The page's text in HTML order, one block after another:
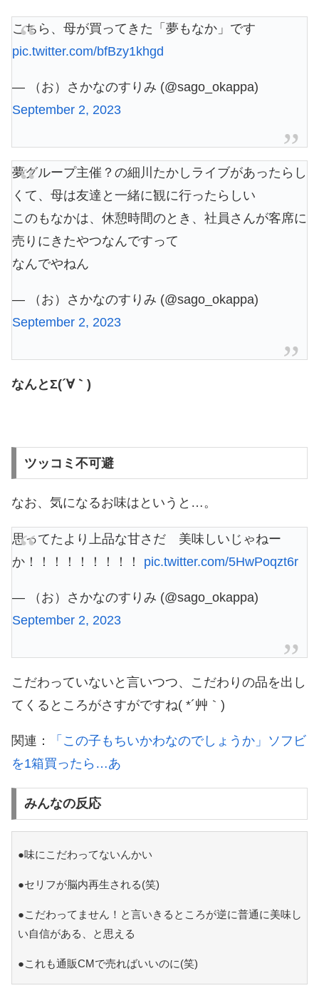
こちら、母が買ってきた「夢もなか」です
pic.twitter.com/bfBzy1khgd
— （お）さかなのすりみ (@sago_okappa)
September 2, 2023
夢グループ主催？の細川たかしライブがあったらし
くて、母は友達と一緒に観に行ったらしい
このもなかは、休憩時間のとき、社員さんが客席に
売りにきたやつなんですって
なんでやねん
— （お）さかなのすりみ (@sago_okappa)
September 2, 2023
なんとΣ(´∀｀)
ツッコミ不可避
なお、気になるお味はというと…。
思ってたより上品な甘さだ 美味しいじゃねー
か！！！！！！！！！ pic.twitter.com/5HwPoqzt6r
— （お）さかなのすりみ (@sago_okappa)
September 2, 2023
こだわっていないと言いつつ、こだわりの品を出し
てくるところがさすがですね( *´艸｀)
関連：
「この子もちいかわなのでしょうか」ソフビ
を1箱買ったら…あ
みんなの反応
●味にこだわってないんかい
●セリフが脳内再生される(笑)
●こだわってません！と言いきるところが逆に普通に美味し
い自信がある、と思える
●これも通販CMで売ればいいのに(笑)